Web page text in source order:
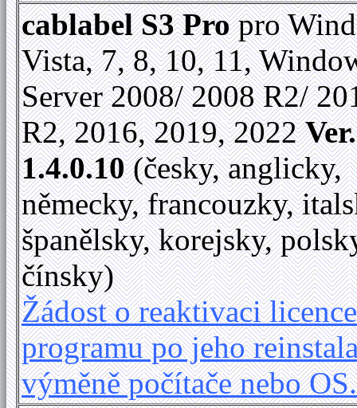
cablabel S3 Propro
Vista, 7, 8, 10, 11,
Server 2008/ 2008 R2/
R2, 2016, 2019, 2022Ver.
1.4.0.10(česky, anglicky,
německy, francouzky,
španělsky, korejsky,
čínsky)
Žádost o reaktivaci licence
programu po jeho
výměně počítače nebo